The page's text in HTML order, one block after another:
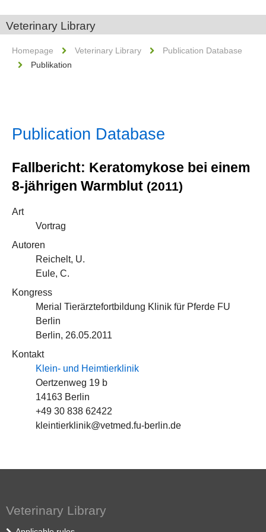
Veterinary Library
Homepage Veterinary Library
Publication Database
Publikation
Publication Database
Fallbericht: Keratomykose bei einem
8-jährigen Warmblut (2011)
Art
Vortrag
Autoren
Reichelt, U.
Eule, C.
Kongress
Merial Tierärztefortbildung Klinik für Pferde FU
Berlin
Berlin, 26.05.2011
Kontakt
Klein- und Heimtierklinik
Oertzenweg 19 b
14163 Berlin
+49 30 838 62422
kleintierklinik@vetmed.fu-berlin.de
Veterinary Library